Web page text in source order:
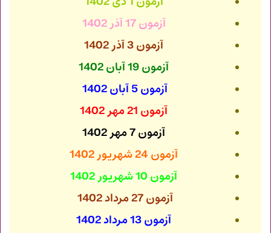
آزمون 17 آذر 1402
آزمون 3 آذر 1402
آزمون 19 آبان 1402
آزمون 5 آبان 1402
آزمون 21 مهر 1402
آزمون 7 مهر 1402
آزمون 24 شهریور 1402
آزمون 10 شهریور 1402
آزمون 27 مرداد 1402
آزمون 13 مرداد 1402